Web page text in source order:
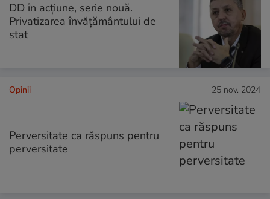
DD în acțiune, serie nouă.
Privatizarea învățământului de
stat
Opinii 25 nov. 2024
Perversitate ca răspuns pentru
perversitate